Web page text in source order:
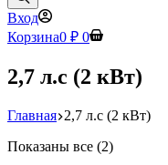
Вход
Корзина0 ₽ 0
2,7 л.с (2 кВт)
Главная 2,7 л.с (2 кВт)
Показаны все (2)Цены: